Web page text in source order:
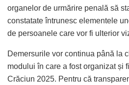
organelor de urmărire penală să
constatate întrunesc elementele
de persoanele care vor fi ulterior
Demersurile vor continua până la
modului în care a fost organizat și
Crăciun 2025. Pentru că